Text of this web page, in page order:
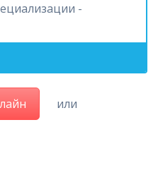
-
или